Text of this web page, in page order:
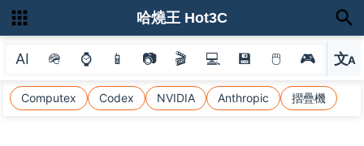
AI 🪖 ⌚ 📱 📷 🎬 💻 💾 🖱 🎮 文A
選
Computex Codex NVIDIA Anthropic 摺疊機
哈燒王 Hot3C